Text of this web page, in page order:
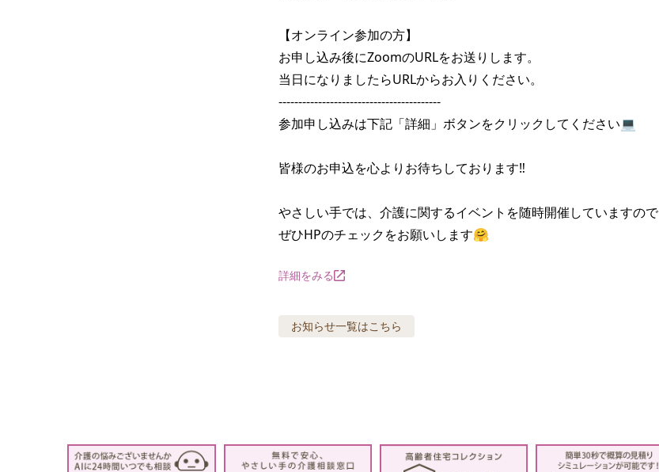
【オンライン参加の方】
お申し込み後にZoomのURLをお送りします。
当日になりましたらURLからお入りください。
-----------------------------------------
参加申し込みは下記「詳細」ボタンをクリックしてください💻
皆様のお申込を心よりお待ちしております‼️
やさしい手では、介護に関するイベントを随時開催していますので
ぜひHPのチェックをお願いします🤗
詳細をみる
お知らせ一覧はこちら